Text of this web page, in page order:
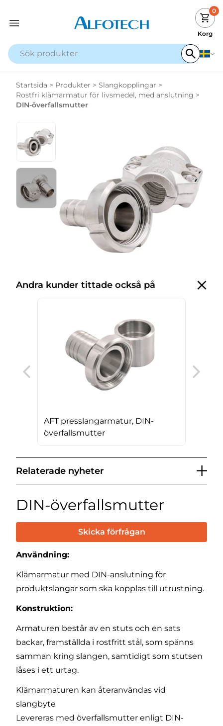
0
Korg
Startsida > Produkter > Slangkopplingar >
Rostfri klämarmatur för livsmedel, med anslutning >
DIN-överfallsmutter
Andra kunder tittade också på
AFT presslangarmatur, DIN-
överfallsmutter
Relaterade nyheter
DIN-överfallsmutter
Skicka förfrågan
Användning:
Klämarmatur med DIN-anslutning för
produktslangar som ska kopplas till utrustning.
Konstruktion:
Armaturen består av en stuts och en sats
backar, framställda i rostfritt stål, som spänns
samman kring slangen, samtidigt som stutsen
låses i ett urtag.
Klämarmaturen kan återanvändas vid
slangbyte
Levereras med överfallsmutter enligt DIN-